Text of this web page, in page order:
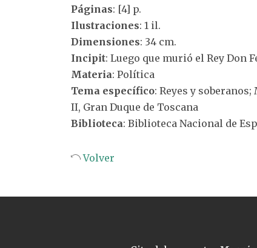
Páginas: [4] p.
Ilustraciones: 1 il.
Dimensiones: 34 cm.
Incipit: Luego que murió el Rey Don
Materia: Política
Tema específico: Reyes y
II, Gran Duque de Toscana
Biblioteca: Biblioteca Nacional de
Volver